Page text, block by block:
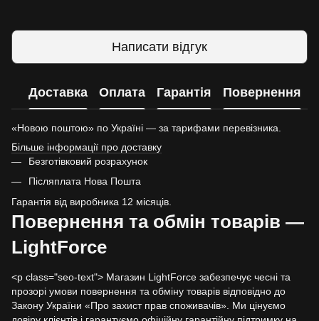
Написати відгук
Доставка Оплата Гарантія Повернення
«Новою поштою» по Україні — за тарифами перевізника.
Більше інформації про доставку
Безготівковий розрахунок
Післяплата Нова Пошта
Гарантія від виробника 12 місяців.
Повернення та обмін товарів —
LightForce
<p class="seo-text"> Магазин LightForce забезпечує чесні та
прозорі умови повернення та обміну товарів відповідно до
Закону України «Про захист прав споживачів». Ми цінуємо